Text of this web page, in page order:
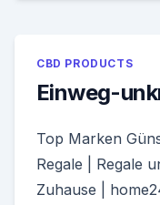
CBD PRODUCTS
Einweg-
Top Marken
Regale | Regale
Zuhause |